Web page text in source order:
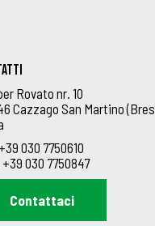
Rovato nr. 10
Cazzago San Martino
+39 030 7750610
+39 030 7750847
Contattaci